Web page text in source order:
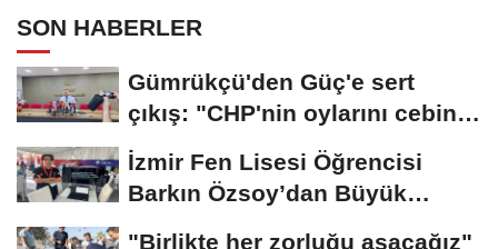
SON HABERLER
Gümrükçü'den Güç'e sert
çıkış: "CHP'nin oylarını cebine
koyup...
İzmir Fen Lisesi Öğrencisi
Barkın Özsoy’dan Büyük
"Birlikte her zorluğu aşacağız"